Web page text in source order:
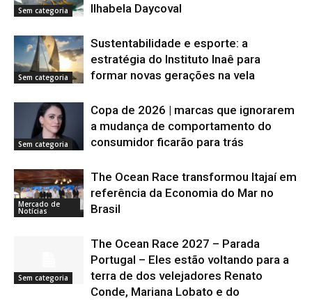
Sem categoria
Ilhabela Daycoval
Sem categoria
Sustentabilidade e esporte: a
estratégia do Instituto Inaê para
formar novas gerações na vela
Sem categoria
Copa de 2026 | marcas que ignorarem
a mudança de comportamento do
consumidor ficarão para trás
Mercado de
Notícias
The Ocean Race transformou Itajaí em
referência da Economia do Mar no
Brasil
Sem categoria
The Ocean Race 2027 – Parada
Portugal – Eles estão voltando para a
terra de dos velejadores Renato
Conde, Mariana Lobato e do